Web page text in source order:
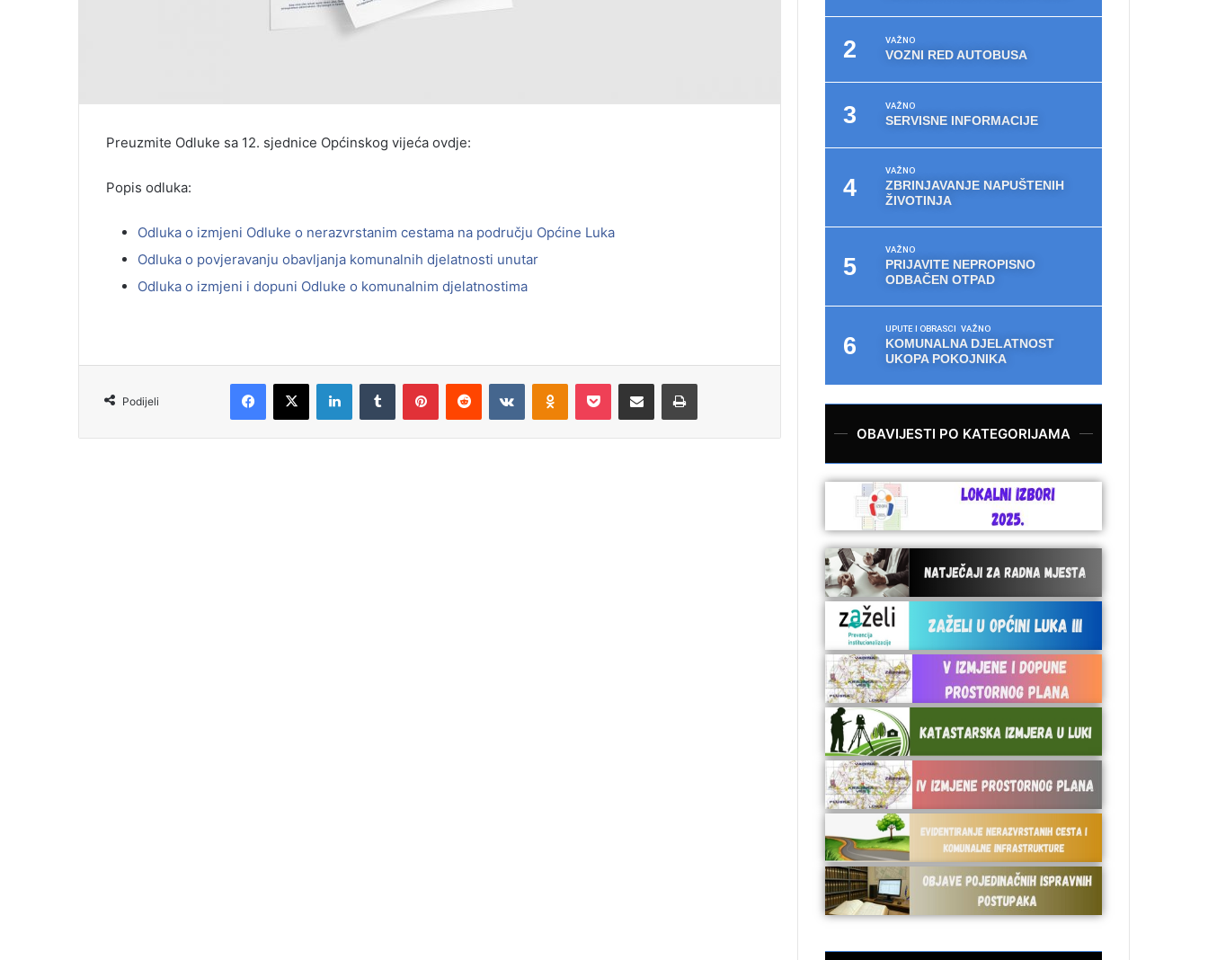
Preuzmite Odluke sa 12. sjednice Općinskog vijeća ovdje:
Popis odluka:
Odluka o izmjeni Odluke o nerazvrstanim cestama na području Općine Luka
Odluka o povjeravanju obavljanja komunalnih djelatnosti unutar
Odluka o izmjeni i dopuni Odluke o komunalnim djelatnostima
Podijeli
VAŽNO
VOZNI RED AUTOBUSA
VAŽNO
SERVISNE INFORMACIJE
VAŽNO
ZBRINJAVANJE NAPUŠTENIH
ŽIVOTINJA
VAŽNO
PRIJAVITE NEPROPISNO
ODBAČEN OTPAD
UPUTE I OBRASCI VAŽNO
KOMUNALNA DJELATNOST
UKOPA POKOJNIKA
OBAVIJESTI PO KATEGORIJAMA